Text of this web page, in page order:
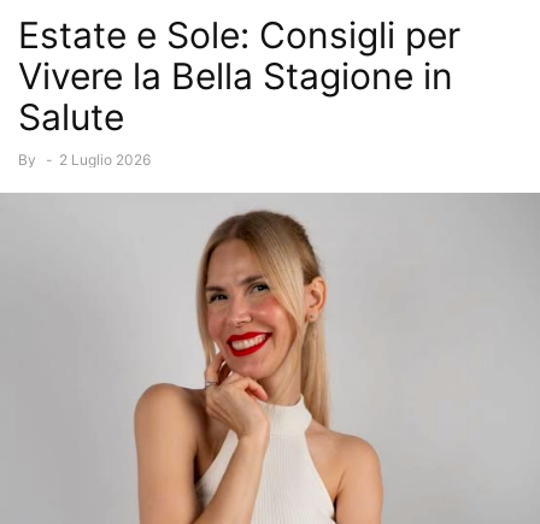
Estate e Sole: Consigli per
Vivere la Bella Stagione in
Salute
By - 2 Luglio 2026